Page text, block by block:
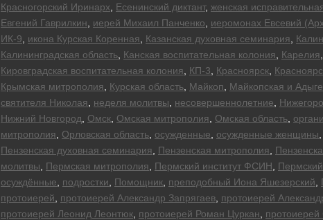
Красногорский Иринарх
Есенинский диктант, женская
Евгений Гаврилкин
иерей Михаил Панченко иеромонах Евсевий
ИК-9
икона Курская Коренная Казанская духовная семинария
Калининградская область Канская воспитательная колония Карелия
Кировградская воспитательная колония
КП-3 Красноярск
Крымская митрополия
Курская область Майкоп Майкопская и
святителя Николая
неделя молитвы несовершеннолетние
Нижний Новгород
Омск Омская митрополия Омская область
митрополия
Орловская область осужденные осужденные женщины
Пензенская духовная семинария
Пензенская митрополия
молитвы
Пермская митрополия Пермский институт ФСИН
осуждённые
подростки Помощник преподобный Иона Яшезерский
протоиерей
протоиерей Александр Запрягаев протоиерей
протоиерей Леонид Леонтюк протоиерей Роман Цуркан